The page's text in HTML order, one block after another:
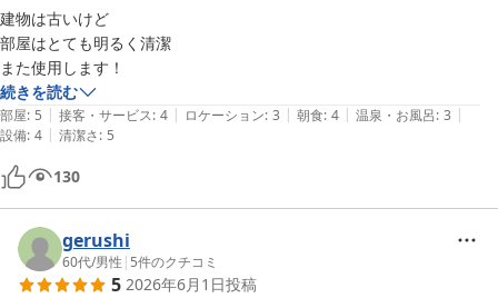
建物は古いけど
部屋はとても明るく清潔
また使用します！
続きを読む
部屋: 5 | 接客・サービス: 4 | ロケーション: 3 | 朝食: 4 | 温泉・お風呂: 3 |
設備: 4 | 清潔さ: 5
130
gerushi
60代/男性 | 5件のクチコミ
5 2026年6月1日投稿